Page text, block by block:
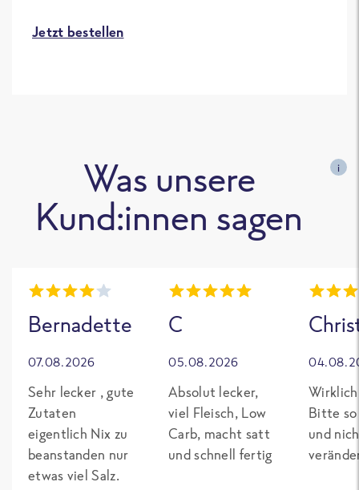
Jetzt bestellen
Was unsere
Kund:innen sagen
i
Bernadette
07.08.2026
Sehr lecker , gute
Zutaten
eigentlich Nix zu
beanstanden nur
etwas viel Salz.
C
05.08.2026
Absolut lecker,
viel Fleisch, Low
Carb, macht satt
und schnell fertig
Bitte so
und